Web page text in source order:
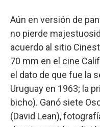
Aún en versión de
no pierde
acuerdo al sitio
70 mm en el cine
el dato de que fue la
Uruguay en 1963; la
bicho). Ganó siete
(David Lean),